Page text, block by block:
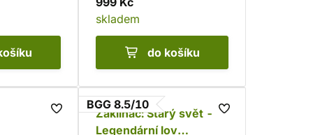
skladem
do košíku
BGG 8.5/10
Zaklínač: Starý svět -
Legendární lov